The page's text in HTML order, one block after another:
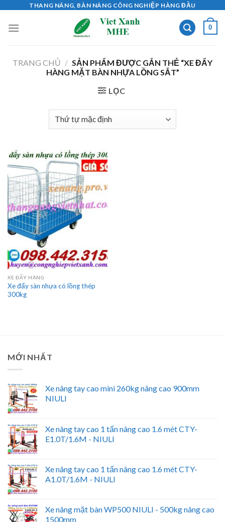
content
THANG NÂNG, BÀN NÂNG CÔNG NGHIỆP HÀNG ĐẦU
0
TRANG CHỦ / SẢN PHẨM ĐƯỢC GẮN THẺ “XE ĐẨY
HÀNG MẶT BÀN NHỰA LỒNG SẮT”
LỌC
XE ĐẨY HÀNG
Xe đẩy sàn nhựa có lồng thép
300kg
MỚI NHẤT
Xe nâng tay cao mini 260kg nâng cao 900mm
NIULI
Xe nâng tay cao 1 tấn nâng cao 1.6 mét CTY-
E1.0T/1.6M - NIULI
Xe nâng tay cao 1 tấn nâng cao 1.6 mét CTY-
A1.0T/1.6M - NIULI
Xe nâng mặt bàn WP500 NIULI - 500kg nâng cao
1500mm